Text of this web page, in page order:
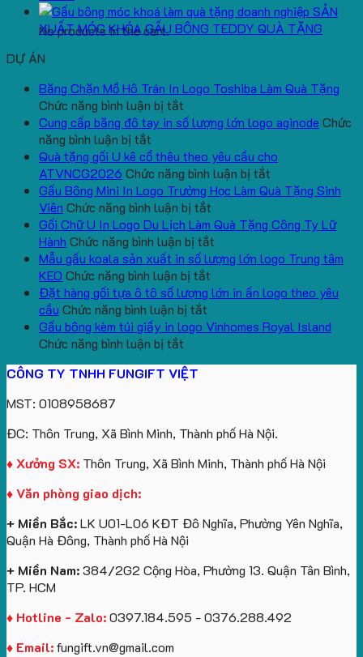
No products in the cart.
SẢN
XUẤT MÓC KHÓA GẤU BÔNG TEDDY QUÀ TẶNG
DỰ ÁN
Băng Chặn Mồ Hô Trán In Logo Toshiba Làm Quà Tặng
Chức năng bình luận bị tắt
Băng
Mồ
Hô
Trán
In
Logo
Toshiba
Làm
Quà
Tặng
Cung cấp băng đô tay in số lượng lớn logo aginode Chức
năng bình luận bị tắt
Cung
cấp
băng
đô
tay
in
số
lượng
lớn
logo
aginode
Quà tặng gối U kê cổ thêu theo yêu cầu cho
ATVNCG2026 Chức năng bình luận bị tắt
Quà
gối
kê
thêu
yêu
Gấu Bông Mini In Logo Trường Học Làm Quà Tặng Sinh
Viên Chức năng bình luận bị tắt
Gấu
Bông
Mini
Logo
Học
Gối Chữ U In Logo Du Lịch Làm Quà Tặng Công Ty Lữ
Hành Chức năng bình luận bị tắt
Gối
U
Logo
Công
Ty
Lữ
Mẫu gấu koala sản xuất in số lượng lớn logo Trung tâm
KEO Chức năng bình luận bị tắt
Mẫu
koala
lớn
logo
Trung
Đặt hàng gối tựa ô tô số lượng lớn in ấn logo theo yêu
cầu Chức năng bình luận bị tắt
Đặt
số
lượng
lớn
theo
cầu
Gấu bông kèm túi giấy in logo Vinhomes Royal Island
Chức năng bình luận bị tắt
bông
giấy
logo
CÔNG TY TNHH FUNGIFT VIỆT
MST: 0108958687
ĐC: Thôn Trung, Xã Bình Minh, Thành phố Hà Nội.
♦ Xưởng SX: Thôn Trung, Xã Bình Minh, Thành phố Hà Nội
♦ Văn phòng giao dịch:
+ Miền Bắc:LK U01-L06 KĐT Đô Nghĩa, Phường Yên Nghĩa,
Quận Hà Đông, Thành phố Hà Nội
+ Miền Nam:384/2G2 Cộng Hòa, Phường 13. Quận Tân Bình,
TP. HCM
♦ Hotline - Zalo:0397.184.595 - 0376.288.492
♦ Email:fungift.vn@gmail.com